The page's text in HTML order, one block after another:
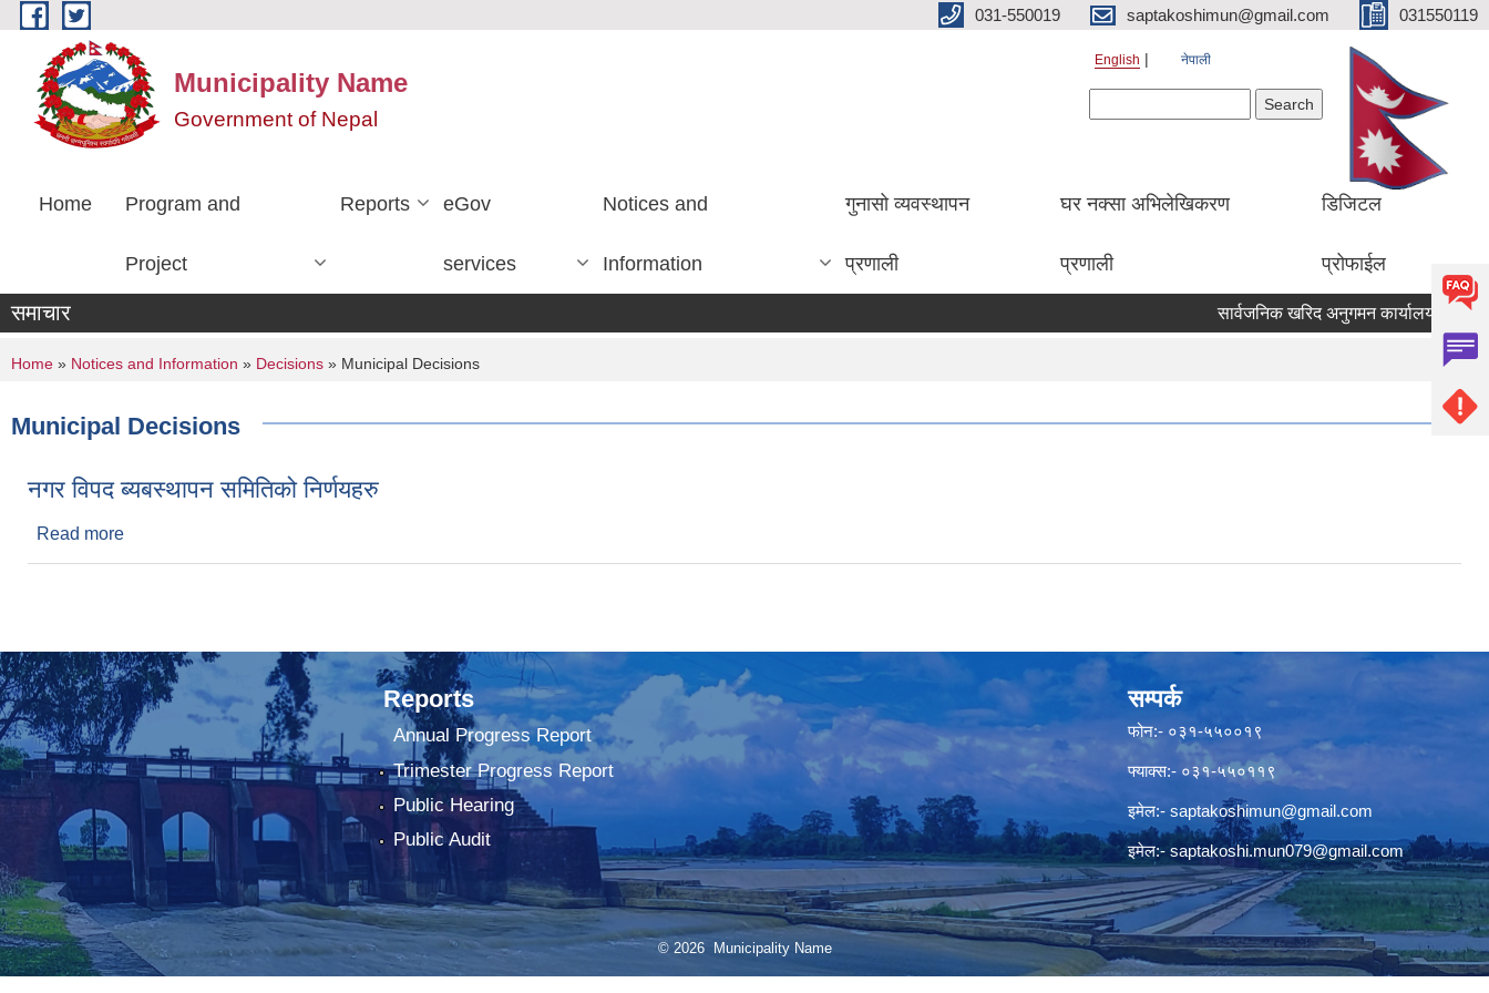
Skip to main content 031-550019 saptakoshimun@gmail.com 031550119
Municipality Name
Government of Nepal
English नेपाली
Home Program and
Project
Reports eGov
services
Notices and
Information
गुनासो व्यवस्थापन
प्रणाली
घर नक्सा अभिलेखिकरण
प्रणाली
डिजिटल
प्रोफाईल
समाचार सार्वजनिक खरिद अनुगमन कार्यालय
You are here
Home » Notices and Information » Decisions » Municipal Decisions
Municipal Decisions
नगर विपद ब्यबस्थापन समितिको निर्णयहरु
Read more
Reports
Annual Progress Report
Trimester Progress Report
Public Hearing
Public Audit
सम्पर्क
फोन:- ०३१-५५००१९
फ्याक्स:- ०३१-५५०११९
इमेल:- saptakoshimun@gmail.com
इमेल:- saptakoshi.mun079@gmail.com
© 2026 Municipality Name